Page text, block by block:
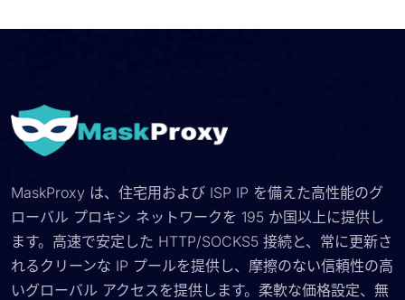
MaskProxy は、住宅用および ISP IP を備えた高性能のグ
ローバル プロキシ ネットワークを 195 か国以上に提供し
ます。高速で安定した HTTP/SOCKS5 接続と、常に更新さ
れるクリーンな IP プールを提供し、摩擦のない信頼性の高
いグローバル アクセスを提供します。柔軟な価格設定、無